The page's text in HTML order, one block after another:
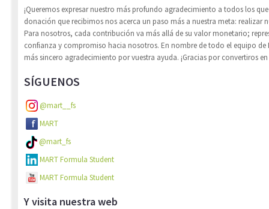
¡Queremos expresar nuestro más profundo agradecimiento a todos los
donación que recibimos nos acerca un paso más a nuestra meta: realizar
Para nosotros, cada contribución va más allá de su valor monetario;
confianza y compromiso hacia nosotros. En nombre de todo el equipo de
más sincero agradecimiento por vuestra ayuda. ¡Gracias por convertiros
SÍGUENOS
@mart__fs
MART
@mart_fs
MART Formula Student
MART Formula Student
Y visita nuestra web